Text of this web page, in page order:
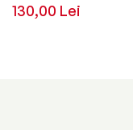
130,00 Lei